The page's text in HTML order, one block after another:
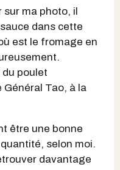
sur ma photo, il
dans cette
est le fromage en
poulet
Tao, à la
être une bonne
selon moi.
davantage